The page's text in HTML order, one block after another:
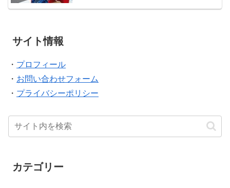
サイト情報
・ プロフィール
・ お問い合わせフォーム
・ プライバシーポリシー
カテゴリー